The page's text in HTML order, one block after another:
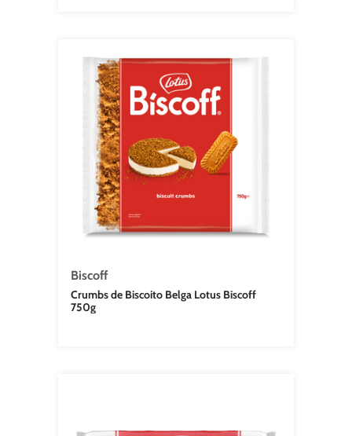
Biscoff
Crumbs de Biscoito Belga Lotus Biscoff
750g